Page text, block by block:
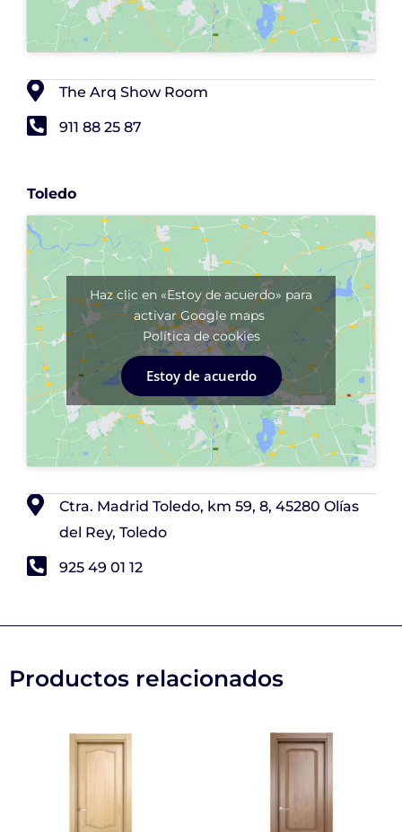
The Arq Show Room
911 88 25 87
Toledo
Haz clic en «Estoy de acuerdo» para
activar Google maps
Política de cookies
Estoy de acuerdo
Ctra. Madrid Toledo, km 59, 8, 45280 Olías
del Rey, Toledo
925 49 01 12
Productos relacionados